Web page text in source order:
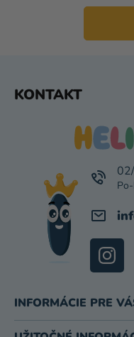
KONTAKT
INFORMÁCIE PRE